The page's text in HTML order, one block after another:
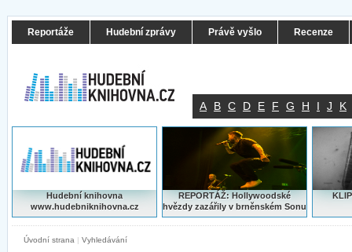
Reportáže Hudební zprávy Právě vyšlo Recenze
A B C D E F G H I J K
Hudební knihovna
www.hudebniknihovna.cz
REPORTÁŽ: Hollywoodské
hvězdy zazářily v brněnském Sonu
Úvodní strana | Vyhledávání